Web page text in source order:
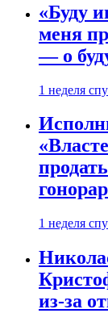
«Буду
меня
— о
1 неделя
1 неделя
из-за